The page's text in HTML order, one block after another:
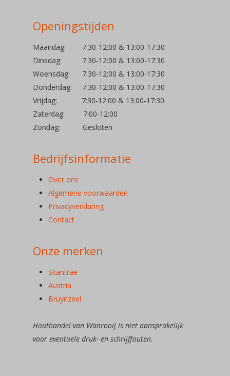
Openingstijden
Maandag: 7:30-12:00 & 13:00-17:30
Dinsdag: 7:30-12:00 & 13:00-17:30
Woensdag: 7:30-12:00 & 13:00-17:30
Donderdag: 7:30-12:00 & 13:00-17:30
Vrijdag: 7:30-12:00 & 13:00-17:30
Zaterdag: 7:00-12:00
Zondag: Gesloten
Bedrijfsinformatie
Over ons
Algemene voorwaarden
Privacyverklaring
Contact
Onze merken
Skantrae
Austria
Bruynzeel
Houthandel van Wanrooij is niet aansprakelijk
voor eventuele druk- en schrijffouten.